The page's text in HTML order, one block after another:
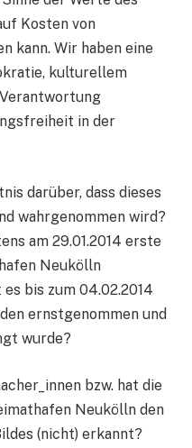
Kosten von
kann. Wir haben eine
kulturellem
in der
darüber, dass dieses
wahrgenommen wird?
am 29.01.2014 erste
Neukölln
bis zum 04.02.2014
ernstgenommen und
wurde?
bzw. hat die
Neukölln den
(nicht) erkannt?